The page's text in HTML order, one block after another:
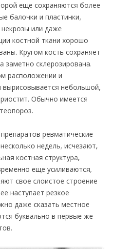
еще сохраняются более
балочки и пластинки,
или даже
костной ткани хорошо
Кругом кость сохраняет
заметно склерозирована.
расположении и
небольшой,
Обычно имеется
ревматические
недель, исчезают,
костная структура,
еще усиливаются,
свое слоистое строение
наступает резкое
даже сказать местное
буквально в первые же